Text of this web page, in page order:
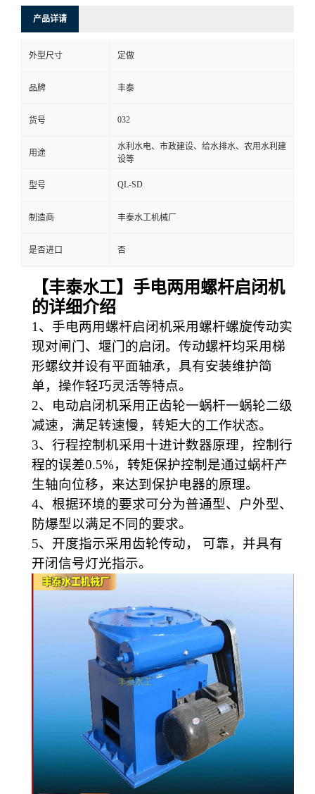
产品详请
外型尺寸 定做
品牌 丰泰
货号 032
用途
水利水电、市政建设、给水排水、农用水利建
设等
型号 QL-SD
制造商 丰泰水工机械厂
是否进口 否
【丰泰水工】 手电两用螺杆启闭机
的详细介绍
1 、手电两用螺杆启闭机采用螺杆螺旋传动实
现对闸门、堰门的启闭。传动螺杆均采用梯
形螺纹并设有平面轴承，具有安装维护简
单，操作轻巧灵活等特点。
2、电动启闭机采用正齿轮一蜗杆一蜗轮二级
减速，满足转速慢，转矩大的工作状态。
3、行程控制机采用十进计数器原理，控制行
程的误差0.5%，转矩保护控制是通过蜗杆产
生轴向位移，来达到保护电器的原理。
4、根据环境的要求可分为普通型、户外型、
防爆型以满足不同的要求。
5、开度指示采用齿轮传动， 可靠，并具有
开闭信号灯光指示。